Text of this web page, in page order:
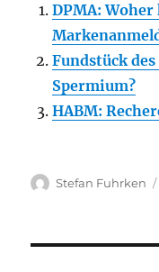
DPMA:
Fundstück
Spermium?
HABM:
Author
Stefan Fuhrken